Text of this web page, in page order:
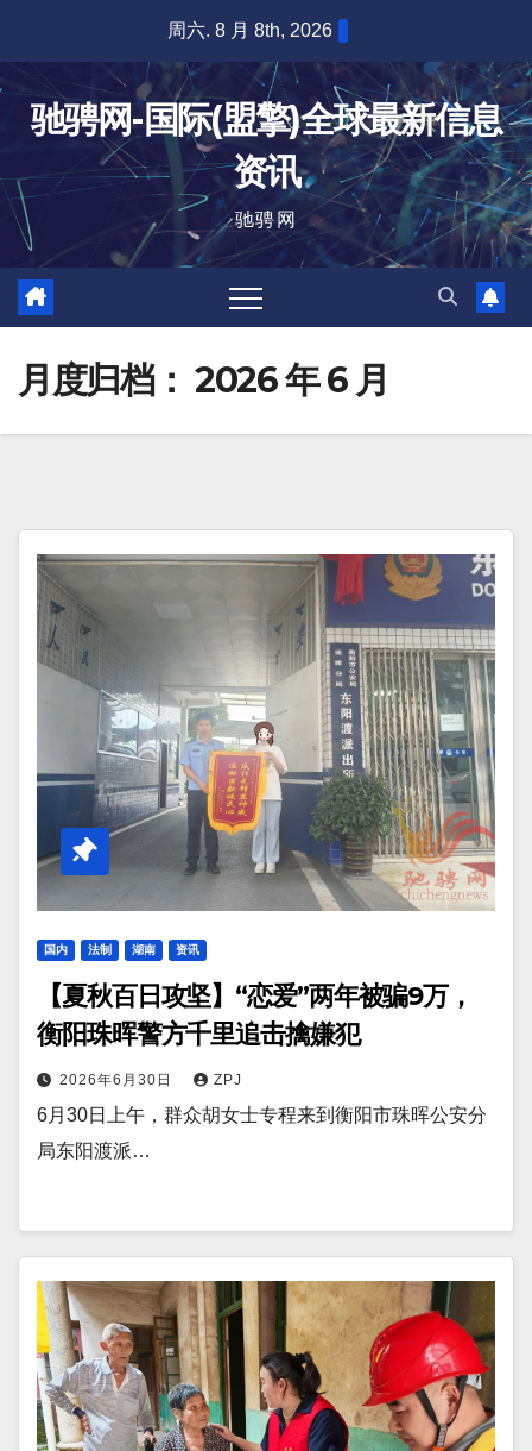
内
周六. 8 月 8th, 2026
驰骋网-国际(盟擎)全球最新信息
资讯
驰骋网
月度归档： 2026 年 6 月
国内 法制 湖南 资讯
【夏秋百日攻坚】“恋爱”两年被骗9万，
衡阳珠晖警方千里追击擒嫌犯
2026年6月30日 ZPJ
6月30日上午，群众胡女士专程来到衡阳市珠晖公安分
局东阳渡派…